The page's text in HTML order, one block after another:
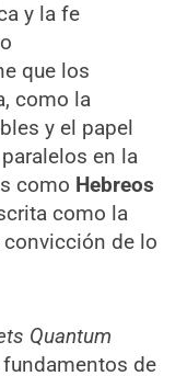
y la fe
que los
como la
y el papel
en la
como Hebreos
como la
convicción de lo
Quantum
de